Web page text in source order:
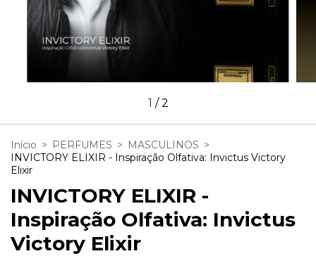
1 /2
Início > PERFUMES > MASCULINOS >
INVICTORY ELIXIR - Inspiração Olfativa: Invictus Victory
Elixir
INVICTORY ELIXIR -
Inspiração Olfativa: Invictus
Victory Elixir